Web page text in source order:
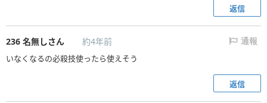
返信
236 名無しさん 約4年前 通報
いなくなるの必殺技使ったら使えそう
返信